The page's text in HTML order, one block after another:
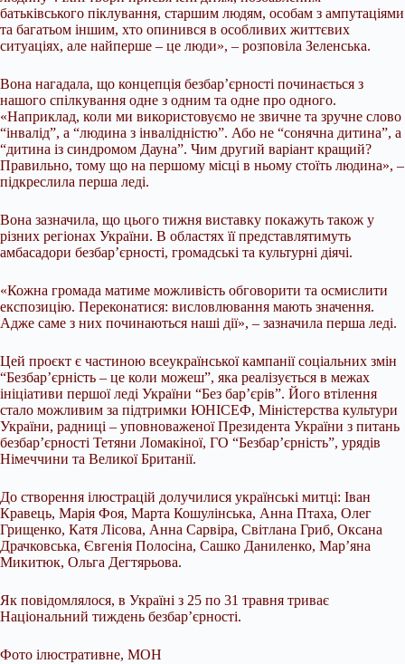
батьківського піклування, старшим людям, особам з ампутаціями
та багатьом іншим, хто опинився в особливих життєвих
ситуаціях, але найперше – це люди», – розповіла Зеленська.
Вона нагадала, що концепція безбар’єрності починається з
нашого спілкування одне з одним та одне про одного.
«Наприклад, коли ми використовуємо не звичне та зручне слово
“інвалід”, а “людина з інвалідністю”. Або не “сонячна дитина”, а
“дитина із синдромом Дауна”. Чим другий варіант кращий?
Правильно, тому що на першому місці в ньому стоїть людина», –
підкреслила перша леді.
Вона зазначила, що цього тижня виставку покажуть також у
різних регіонах України. В областях її представлятимуть
амбасадори безбарʼєрності, громадські та культурні діячі.
«Кожна громада матиме можливість обговорити та осмислити
експозицію. Переконатися: висловлювання мають значення.
Адже саме з них починаються наші дії», – зазначила перша леді.
Цей проєкт є частиною всеукраїнської кампанії соціальних змін
“Безбар’єрність – це коли можеш”, яка реалізується в межах
ініціативи першої леді України “Без бар’єрів”. Його втілення
стало можливим за підтримки ЮНІСЕФ, Міністерства культури
України, радниці – уповноваженої Президента України з питань
безбар’єрності Тетяни Ломакіної, ГО “Безбар’єрність”, урядів
Німеччини та Великої Британії.
До створення ілюстрацій долучилися українські митці: Іван
Кравець, Марія Фоя, Марта Кошулінська, Анна Птаха, Олег
Грищенко, Катя Лісова, Анна Сарвіра, Світлана Гриб, Оксана
Драчковська, Євгенія Полосіна, Сашко Даниленко, Марʼяна
Микитюк, Ольга Дегтярьова.
Як повідомлялося, в Україні з 25 по 31 травня триває
Національний тиждень безбар’єрності.
Фото ілюстративне, МОН